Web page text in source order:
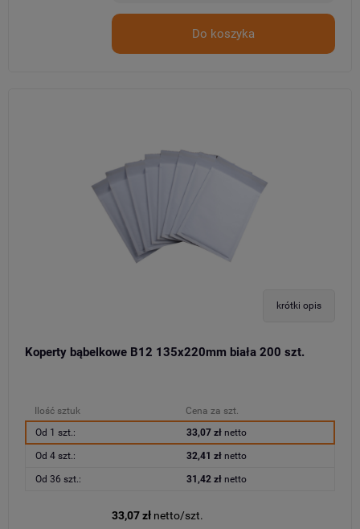
Do koszyka
krótki opis
Koperty bąbelkowe B12 135x220mm biała 200 szt.
Ilość sztuk
Cena za szt.
Od 1 szt.:
33,07 złnetto
Od 4 szt.: 32,41 złnetto
Od 36 szt.: 31,42 złnetto
33,07 zł netto/szt.